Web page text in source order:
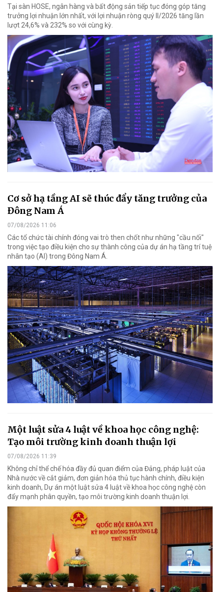
Tại sàn HOSE, ngân hàng và bất động sản tiếp tục đóng góp tăng
trưởng lợi nhuận lớn nhất, với lợi nhuận ròng quý II/2026 tăng lần
lượt 24,6% và 232% so với cùng kỳ.
Cơ sở hạ tầng AI sẽ thúc đẩy tăng trưởng của
Đông Nam Á
07/08/2026 11:06
Các tổ chức tài chính đóng vai trò then chốt như những "cầu nối"
trong việc tạo điều kiện cho sự thành công của dự án hạ tầng trí tuệ
nhân tạo (AI) trong Đông Nam Á.
Một luật sửa 4 luật về khoa học công nghệ:
Tạo môi trường kinh doanh thuận lợi
07/08/2026 11:39
Không chỉ thể chế hóa đầy đủ quan điểm của Đảng, pháp luật của
Nhà nước về cắt giảm, đơn giản hóa thủ tục hành chính, điều kiện
kinh doanh, Dự án một luật sửa 4 luật về khoa học công nghệ còn
đẩy mạnh phân quyền, tạo môi trường kinh doanh thuận lợi.